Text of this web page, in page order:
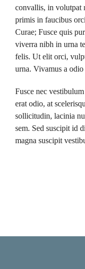
convallis, in volutpat
primis in faucibus
Curae; Fusce quis
viverra nibh in urna
felis. Ut elit orci,
urna. Vivamus a
Fusce nec
erat odio, at
sollicitudin, lacinia
sem. Sed suscipit id
magna suscipit